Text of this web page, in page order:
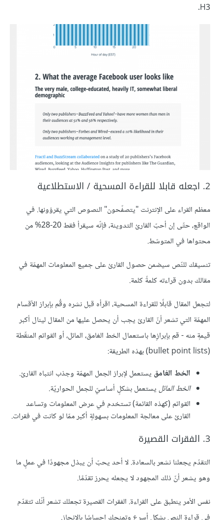
H3.
2. اجعله قابلا للقراءة المسحية / الاستطلاعية
معظم القراء على الإنترنت "يتصفّحون" النصوص التي يقرؤونها. في
الواقع، حتّى إن أحبّ القارئ التدوينة، فإنّه سيقرأ فقط 20-28% من
محتواها في المتوسّط.
تنسيقك للنّص سيضمن حصول القارئ على جميع المعلومات المهمّة في
مقالك بدون قراءته كلمةً كلمة.
لتجعل المقال قابلًا للقراءة المسحية، اقرأه قبل نشره وقُم بإبراز الأقسام
المهمّة التي تشعر أنّ القارئ يجب أن يحصل عليها من المقال لينال أكبر
قيمةٍ منه - قم بإبرازِها باستعمال الخط الغامق، المائل، أو القوائم المنقّطة
(bullet point lists) بهذه الطريقة:
الخط الغامق يستعمل لإبراز الجمل المهمّة وجذب انتباه القارئ.
الخط المائليستعمل بشكلٍ أساسيّ للجمل الحواريّة.
القوائم (كهذه القائمة) تستخدم في عرض المعلومات وتساعد
القارئ على معالجة المعلومات بسهولةٍ أكبر ممّا لو كانت في فقرات.
3. الفقرات القصيرة
التقدّم يجعلنا نشعر بالسعادة. لا أحد يحبّ أن يبذل مجهودًا في عملٍ ما
وهو يشعر أنّ ذلك المجهود لا يجعله يحرز تقدّمًا.
نفس الأمر ينطبق على القراءة. الفقرات القصيرة تجعلك تشعر أنّك تتقدّم